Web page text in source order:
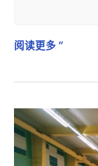
选拔20名11岁
阅读更多 ”
Saison
2025/2026